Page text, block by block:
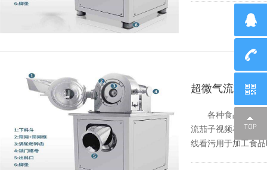
超微气流茄子
各种食品都是与茄
流茄子视频在线看污
线看污用于加工食品